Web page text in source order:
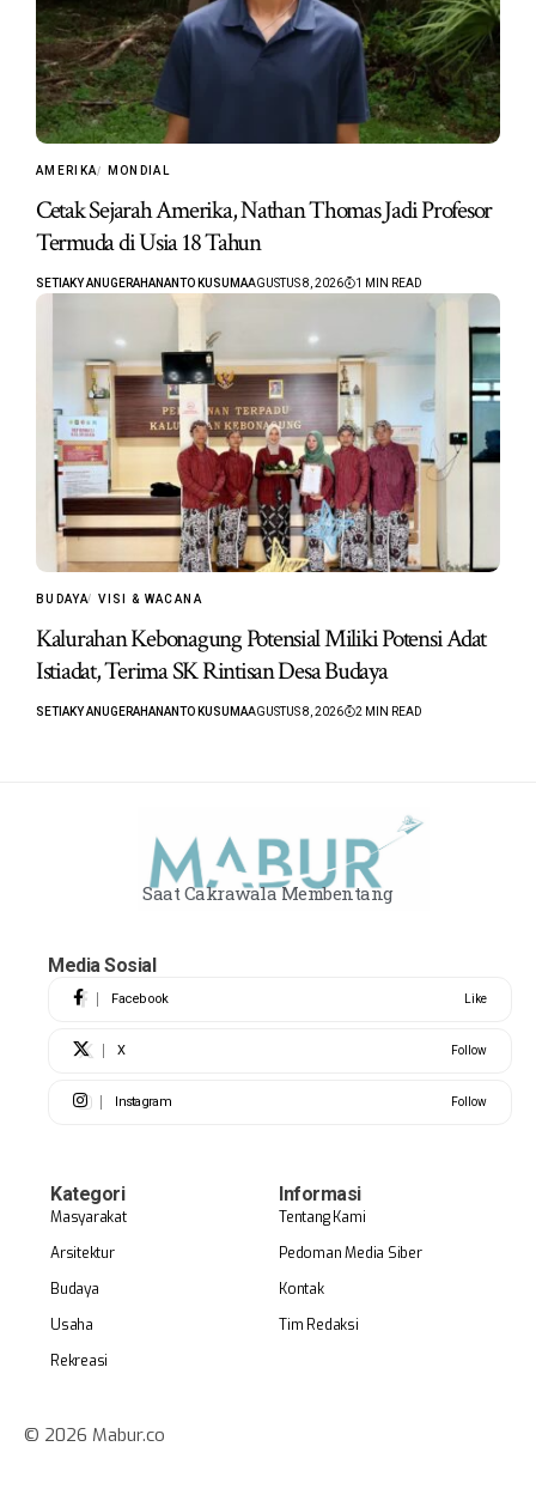
AMERIKA MONDIAL
Cetak Sejarah Amerika, Nathan Thomas Jadi Profesor
Termuda di Usia 18 Tahun
SETIAKY ANUGERAHANANTO KUSUMAAGUSTUS 8, 2026 1 MIN READ
BUDAYA VISI & WACANA
Kalurahan Kebonagung Potensial Miliki Potensi Adat
Istiadat, Terima SK Rintisan Desa Budaya
SETIAKY ANUGERAHANANTO KUSUMAAGUSTUS 8, 2026 2 MIN READ
Saat Cakrawala Membentang
Media Sosial
Facebook Like
X Follow
Instagram Follow
Kategori
Masyarakat
Arsitektur
Budaya
Usaha
Rekreasi
Informasi
Tentang Kami
Pedoman Media Siber
Kontak
Tim Redaksi
© 2026 Mabur.co